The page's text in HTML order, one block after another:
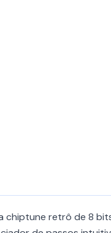
chiptune retrô de 8